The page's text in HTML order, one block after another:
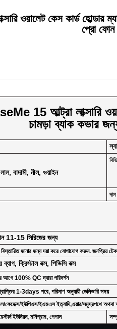
ওয়ালেট কেস কার্ড হোল্ডার
প্রো ফোন
15 আল্ট্রা লাক্সারি
চামড়া ব্যাক কভার
বাদামী, নীল, ওয়াইন
11-15 সিরিজের জন্য
জানার জন্য দয়া করে যোগাযোগ করুন. জনপ্রিয়
ব্যাগ, ক্রিস্টাল বক্স, পিভিসি বক্স
আগে 100% QC দ্বারা পরিদর্শন
1-3days পরে, পরিমাণ অনুযায়ী ডেলিভারি সময়
ফেডেক্স/ইউপিএস/ইএমএস ইত্যাদি,এয়ার/সমুদ্রপথে অথবা
ইউনিয়ন, মনিগ্রাম, পেপাল